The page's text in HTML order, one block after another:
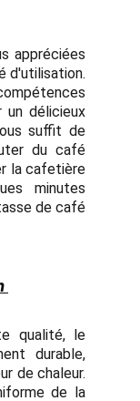
appréciées
d'utilisation.
un délicieux
suffit de
du café
la cafetière
minutes
de café
qualité, le
durable,
de chaleur.
de la